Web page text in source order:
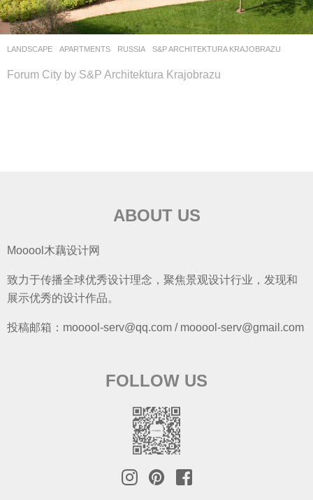
LANDSCAPE APARTMENTS RUSSIA S&P ARCHITEKTURA KRAJOBRAZU
Forum City by S&P Architektura Krajobrazu
ABOUT US
Mooool木藕设计网
致力于传播全球优秀设计理念，聚焦景观设计行业，发现和
展示优秀的设计作品。
投稿邮箱：mooool-serv@qq.com / mooool-serv@gmail.com
FOLLOW US